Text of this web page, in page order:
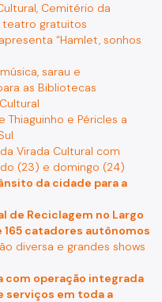
Cemitério da
teatro gratuitos
“Hamlet, sonhos
sarau e
as Bibliotecas
Thiaguinho e Péricles a
Virada Cultural com
(23) e domingo (24)
da cidade para a
de Reciclagem no Largo
catadores autônomos
diversa e grandes shows
com operação integrada
serviços em toda a